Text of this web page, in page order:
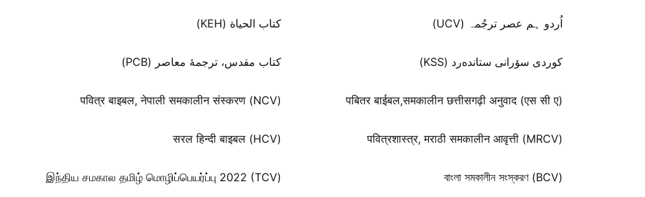
اُردو ہم عصر ترجُمہ (UCV) كتاب الحياة (KEH)
كوردی سۆرانی ستانده‌رد (KSS) کتاب مقدس، ترجمۀ معاصر (PCB)
पबितर बाईबल,समकालीन छत्तीसगढ़ी अनुवाद (एस सी ए)
पवित्र बाइबल, नेपाली समकालीन संस्करण (NCV)
पवित्रशास्त्र, मराठी समकालीन आवृत्ती (MRCV)
सरल हिन्दी बाइबल (HCV)
বাংলা সমকালীন সংস্করণ (BCV)
இந்திய சமகால தமிழ் மொழிப்பெயர்ப்பு 2022 (TCV)